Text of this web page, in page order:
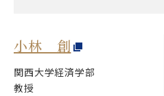
小林 創
関西大学経済学部
教授